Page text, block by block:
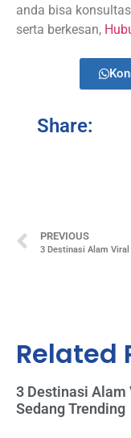
anda bisa
serta berkesan,
Share:
PREVIOUS
Related
3 Destinasi Alam
Sedang Trending